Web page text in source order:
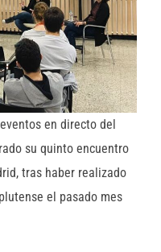
en directo del
su quinto encuentro
tras haber realizado
el pasado mes